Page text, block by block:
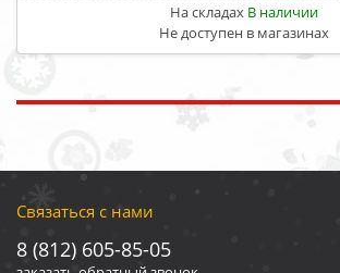
На складах В наличии
Не доступен в магазинах
Связаться с нами
8 (812) 605-85-05